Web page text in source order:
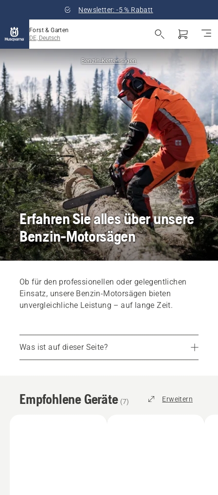
Newsletter: -5 % Rabatt
Forst & Garten
DE, Deutsch
Benzin-Kettensägen
Erfahren Sie alles über unsere
Benzin-Motorsägen
Ob für den professionellen oder gelegentlichen
Einsatz, unsere Benzin-Motorsägen bieten
unvergleichliche Leistung – auf lange Zeit.
Was ist auf dieser Seite?
Empfohlene Geräte
Teile und Zubehör
Empfohlene Geräte (7) Erweitern